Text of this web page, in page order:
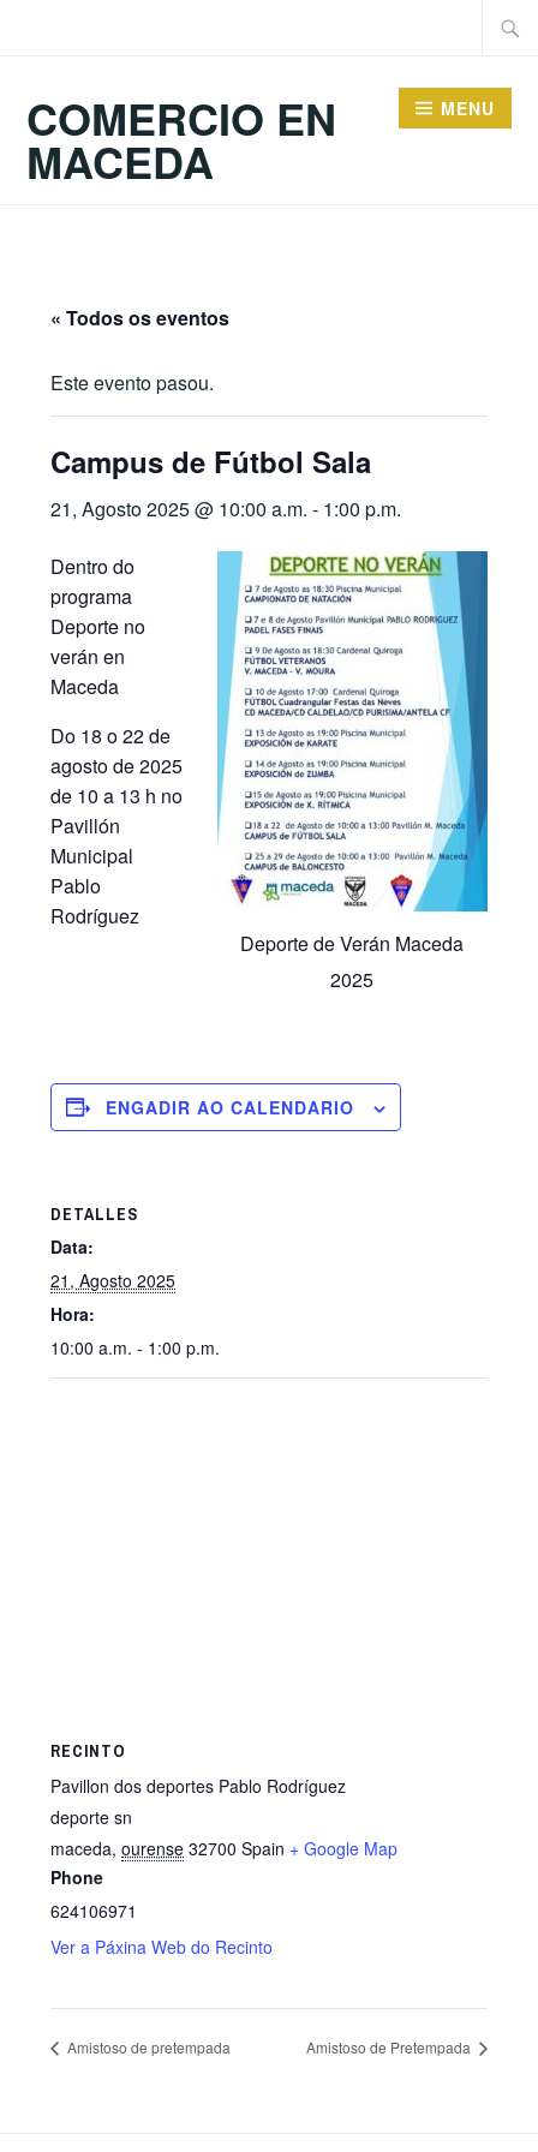
COMERCIO EN
MACEDA
MENU
« Todos os eventos
Este evento pasou.
Campus de Fútbol Sala
21, Agosto 2025 @ 10:00 a.m. - 1:00 p.m.
Deporte de Verán Maceda
2025
Dentro do
programa
Deporte no
verán en
Maceda
Do 18 o 22 de
agosto de 2025
de 10 a 13 h no
Pavillón
Municipal
Pablo
Rodríguez
ENGADIR AO CALENDARIO
DETALLES
Data:
21, Agosto 2025
Hora:
10:00 a.m. - 1:00 p.m.
RECINTO
Pavillon dos deportes Pablo Rodríguez
deporte sn
maceda, ourense 32700 Spain + Google Map
Phone
624106971
Ver a Páxina Web do Recinto
Amistoso de pretempada Amistoso de Pretempada